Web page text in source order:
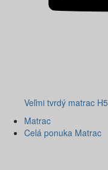
Veľmi tvrdý matrac H5
Matrac
Celá ponuka Matrac